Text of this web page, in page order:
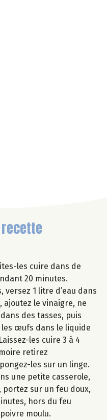
recette
les cuire dans de
20 minutes.
1 litre d’eau dans
ajoutez le vinaigre, ne
des tasses, puis
œufs dans le liquide
les cuire 3 à 4
retirez
les sur un linge.
une petite casserole,
portez sur un feu doux,
hors du feu
moulu.